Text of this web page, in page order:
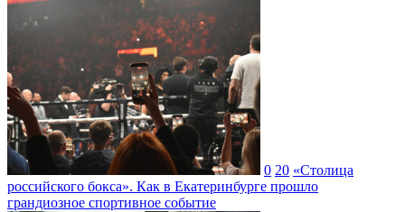
0 20 «Столица
российского бокса». Как в Екатеринбурге прошло
грандиозное спортивное событие